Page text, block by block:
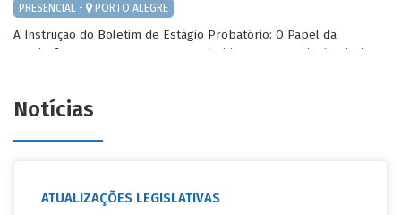
PRESENCIAL - PORTO ALEGRE
A Instrução do Boletim de Estágio Probatório: O Papel da
Comissão, as Provas a serem Produzidas e a Garantia do Direito
Início: 10/08/2026
Fim: 11/08/2026
Controle Tradicional e Simplificado de Bens Públicos
Notícias
ATUALIZAÇÕES LEGISLATIVAS